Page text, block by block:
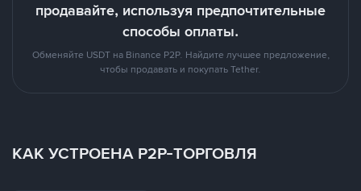
продавайте, используя предпочтительные
способы оплаты.
Обменяйте USDT на Binance P2P. Найдите лучшее предложение,
чтобы продавать и покупать Tether.
КАК УСТРОЕНА P2P-ТОРГОВЛЯ